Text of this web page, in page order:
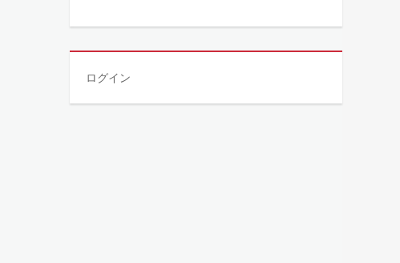
ログイン